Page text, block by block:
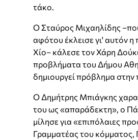
τάκο.
Ο Σταύρος Μιχαηλίδης
αφότου έκλεισε γι' αυτόν
Χίο– κάλεσε τον Χάρη
προβλήματα του Δήμου
δημιουργεί πρόβλημα στην
Ο Δημήτρης Μπιάγκης
του ως «απαράδεκτη», ο
μίλησε για «επιπόλαιες
Γραμματέας του κόμματος,